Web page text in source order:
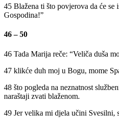
45 Blažena ti što povjerova da će se
Gospodina!”
46 – 50
46 Tada Marija reče: “Veliča duša
47 klikće duh moj u Bogu, mome
48 što pogleda na neznatnost
naraštaji zvati blaženom.
49 Jer velika mi djela učini Svesilni,